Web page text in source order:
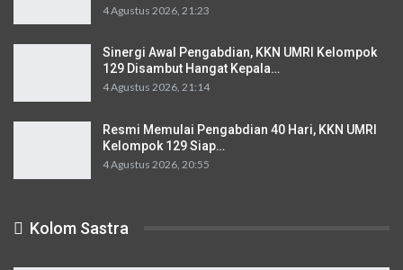
4 Agustus 2026, 21:23
Sinergi Awal Pengabdian, KKN UMRI Kelompok
129 Disambut Hangat Kepala…
4 Agustus 2026, 21:14
Resmi Memulai Pengabdian 40 Hari, KKN UMRI
Kelompok 129 Siap…
4 Agustus 2026, 20:55
Kolom Sastra